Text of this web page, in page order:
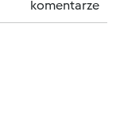
komentarze